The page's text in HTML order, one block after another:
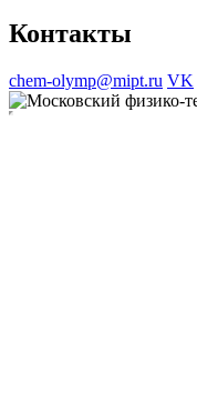
Контакты
chem-olymp@mipt.ru VK